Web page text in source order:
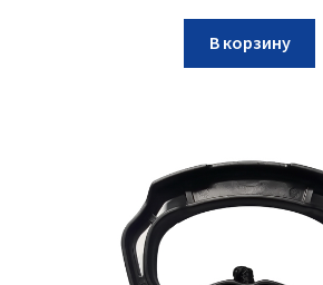
В корзину